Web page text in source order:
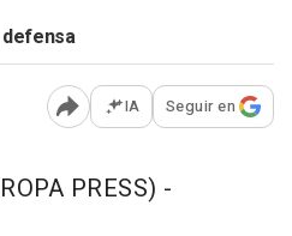
Abrir opciones para
IA Seguir en
PRESS) -